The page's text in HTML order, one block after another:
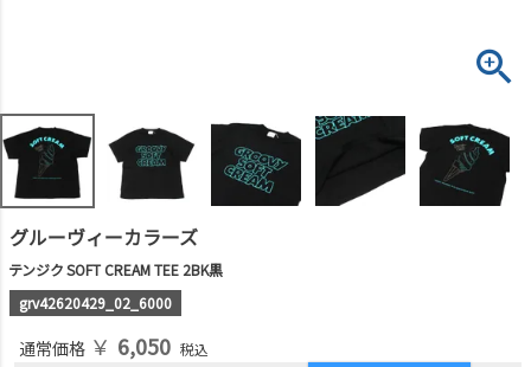
グルーヴィーカラーズ
テンジク SOFT CREAM TEE 2BK黒
grv42620429_02_6000
通常価格 ￥ 6,050 税込